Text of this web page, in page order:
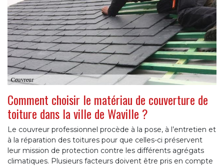
Comment choisir le matériau de couverture de
toiture dans la ville de Waville ?
Le couvreur professionnel procède à la pose, à l’entretien et
à la réparation des toitures pour que celles-ci préservent
leur mission de protection contre les différents agrégats
climatiques. Plusieurs facteurs doivent être pris en compte